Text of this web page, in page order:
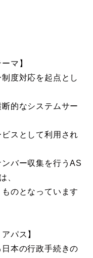
マ】
度対応を起点とし
的なシステムサー
スとして利用され
バー収集を行うAS
、
のとなっています
パス】
本の行政手続きの